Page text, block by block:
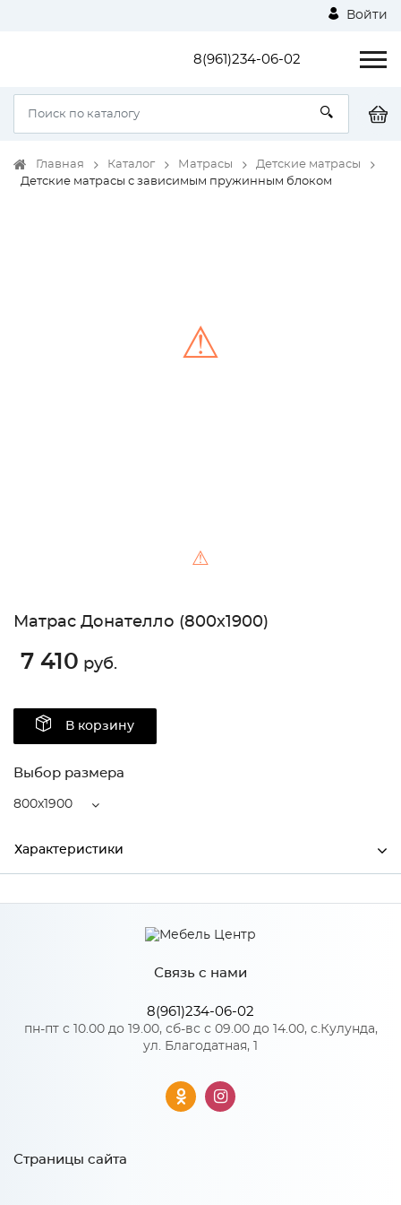
Войти
8(961)234-06-02
Главная Каталог Матрасы
Детские матрасы
Детские матрасы с зависимым пружинным блоком
⚠
⚠
Матрас Донателло (800х1900)
7 410 руб.
В корзину
Выбор размера
800x1900
Характеристики
Ширина 800
120
1900
MagicSoft
Связь с нами
8(961)234-06-02
пн-пт с 10.00 до 19.00, сб-вс с 09.00 до 14.00, с.Кулунда,
ул. Благодатная, 1
Страницы сайта